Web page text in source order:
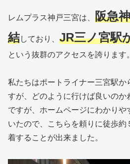
レムプラス神戸三宮は、 阪急
結しており、 JR三ノ宮駅
という抜群のアクセスを誇ります。
私たちはポートライナー三宮駅か
すが、どのように行けば良いのか
ですが、ホームページにわかりや
いたので、こちらを頼りに徒歩約
着することが出来ました。